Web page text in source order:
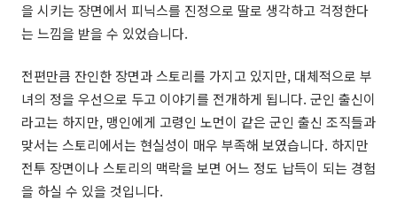
을 시키는 장면에서 피닉스를 진정으로 딸로 생각하고 걱정한다
는 느낌을 받을 수 있었습니다.
전편만큼 잔인한 장면과 스토리를 가지고 있지만, 대체적으로 부
녀의 정을 우선으로 두고 이야기를 전개하게 됩니다. 군인 출신이
라고는 하지만, 맹인에게 고령인 노먼이 같은 군인 출신 조직들과
맞서는 스토리에서는 현실성이 매우 부족해 보였습니다. 하지만
전투 장면이나 스토리의 맥락을 보면 어느 정도 납득이 되는 경험
을 하실 수 있을 것입니다.